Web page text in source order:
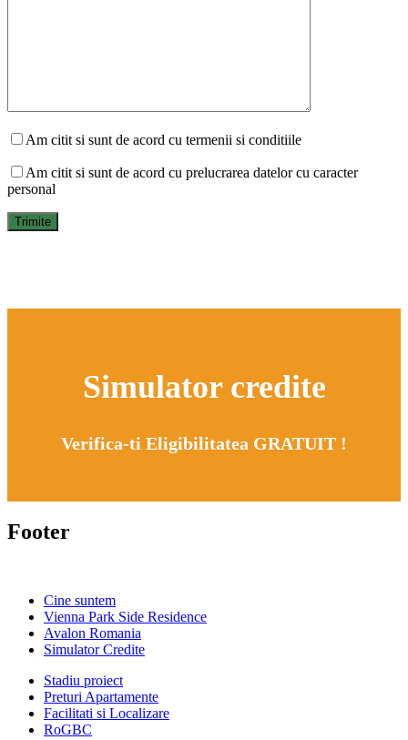
Am citit si sunt de acord cu termenii si conditiile
Am citit si sunt de acord cu prelucrarea datelor cu caracter
personal
Simulator credite
Verifica-ti Eligibilitatea GRATUIT !
Footer
Cine suntem
Vienna Park Side Residence
Avalon Romania
Simulator Credite
Stadiu proiect
Preturi Apartamente
Facilitati si Localizare
RoGBC